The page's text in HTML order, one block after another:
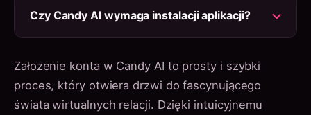
Czy Candy AI wymaga instalacji aplikacji?
Założenie konta w Candy AI to prosty i szybki
proces, który otwiera drzwi do fascynującego
świata wirtualnych relacji. Dzięki intuicyjnemu